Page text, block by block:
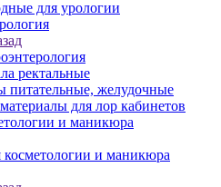
для урологии
ректальные
питательные, желудочные
для лор кабинетов
и маникюра
косметологии и маникюра